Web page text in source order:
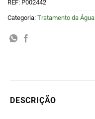
REF: P002442
Categoria: Tratamento da Água
DESCRIÇÃO